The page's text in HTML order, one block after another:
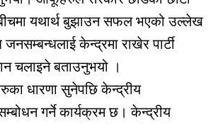
यथार्थ बुझाउन सफल भएको उल्लेख
केन्द्रमा राखेर पार्टी
चलाइने बताउनुभयो ।
धारणा सुनेपछि केन्द्रीय
गर्ने कार्यक्रम छ। केन्द्रीय